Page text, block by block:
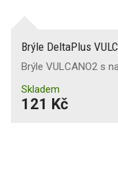
Brýle DeltaPlus
Brýle VULCANO2 s
Skladem
121 Kč